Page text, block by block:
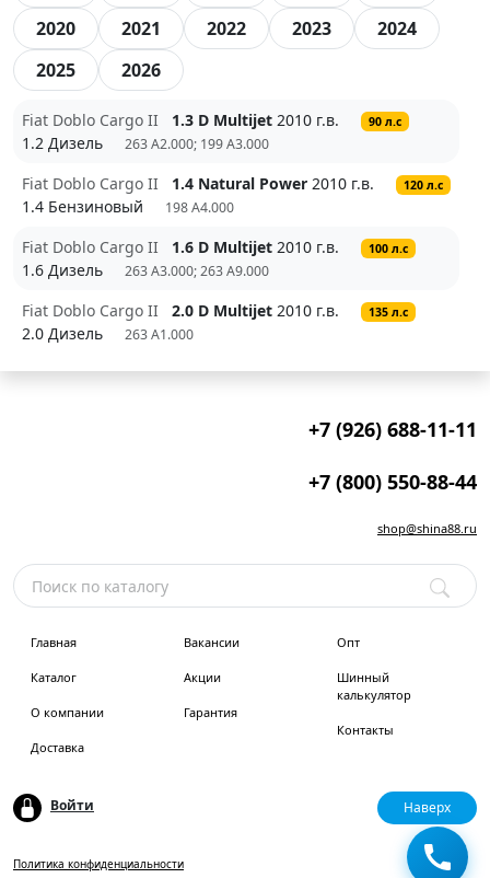
2020
2021 2022 2023
2024
2025
2026
Fiat Doblo Cargo II 1.3 D Multijet 2010 г.в. 90 л.с
1.2 Дизель 263 A2.000; 199 A3.000
Fiat Doblo Cargo II 1.4 Natural Power 2010 г.в. 120 л.с
1.4 Бензиновый 198 A4.000
Fiat Doblo Cargo II 1.6 D Multijet 2010 г.в. 100 л.с
1.6 Дизель 263 A3.000; 263 A9.000
Fiat Doblo Cargo II 2.0 D Multijet 2010 г.в. 135 л.с
2.0 Дизель 263 A1.000
+7 (926) 688-11-11
+7 (800) 550-88-44
shop@shina88.ru
Главная
Каталог
О компании
Доставка
Вакансии
Акции
Гарантия
Опт
Шинный
калькулятор
Контакты
Войти Наверх
Политика конфиденциальности